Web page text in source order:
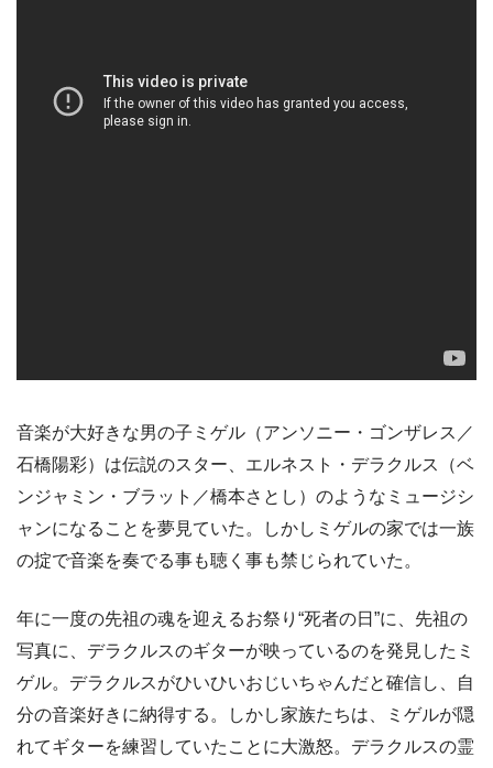
音楽が大好きな男の子ミゲル（アンソニー・ゴンザレス／
石橋陽彩）は伝説のスター、エルネスト・デラクルス（ベ
ンジャミン・ブラット／橋本さとし）のようなミュージシ
ャンになることを夢見ていた。しかしミゲルの家では一族
の掟で音楽を奏でる事も聴く事も禁じられていた。
年に一度の先祖の魂を迎えるお祭り“死者の日”に、先祖の
写真に、デラクルスのギターが映っているのを発見したミ
ゲル。デラクルスがひいひいおじいちゃんだと確信し、自
分の音楽好きに納得する。しかし家族たちは、ミゲルが隠
れてギターを練習していたことに大激怒。デラクルスの霊